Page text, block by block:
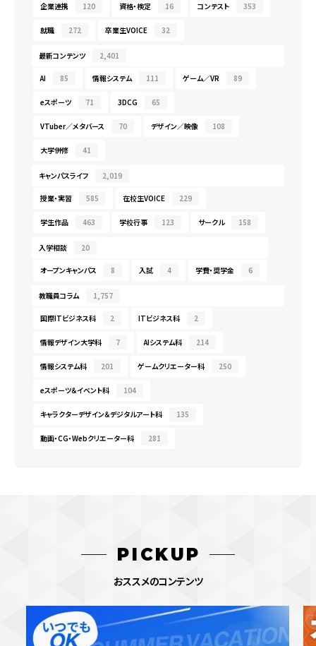
企業連携 120 資格・検定 16 コンテスト 353
就職 272 卒業生VOICE 32
最新コンテンツ 2,401
AI 85 情報システム 111 ゲーム／VR 89
eスポーツ 71 3DCG 65
VTuber／メタバース 70 デザイン／映像 108
大学併修 41
キャンパスライフ 2,019
授業・実習 585 在校生VOICE 229
学生作品 463 学校行事 123 サークル 158
入学相談 20
オープンキャンパス 8 入試 4 学費・奨学金 6
教職員コラム 1,757
国際ITビジネス科 2 ITビジネス科 2
情報デザイン大学科 7 AIシステム科 214
情報システム科 201 ゲームクリエーター科 250
eスポーツ＆イベント科 104
キャラクターデザイン＆デジタルアート科 135
動画・CG・Webクリエーター科 281
PICKUP
おススメのコンテンツ